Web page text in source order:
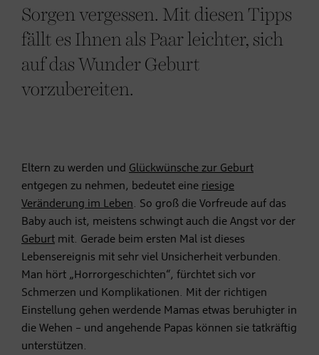
Sorgen vergessen. Mit diesen Tipps
fällt es Ihnen als Paar leichter, sich
auf das Wunder Geburt
vorzubereiten.
Eltern zu werden und Glückwünsche zur Geburt
entgegen zu nehmen, bedeutet eine riesige
Veränderung im Leben. So groß die Vorfreude auf das
Baby auch ist, meistens schwingt auch die Angst vor der
Geburt mit. Gerade beim ersten Mal ist dieses
Lebensereignis mit sehr viel Unsicherheit verbunden.
Man hört „Horrorgeschichten“, fürchtet sich vor
Schmerzen und Komplikationen. Mit der richtigen
Einstellung gehen werdende Mamas etwas beruhigter in
die Wehen – und angehende Papas können sie tatkräftig
unterstützen.